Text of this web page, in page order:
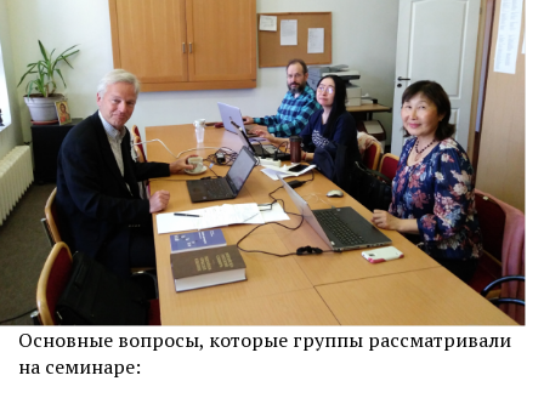
Основные вопросы, которые группы рассматривали
на семинаре: